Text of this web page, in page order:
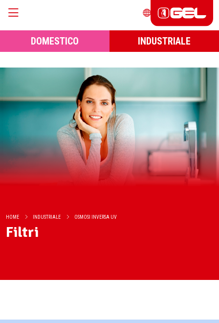
DOMESTICO INDUSTRIALE
HOME INDUSTRIALE OSMOSI INVERSA UV
Filtri